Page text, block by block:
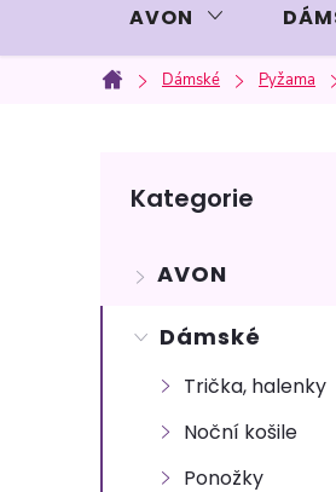
AVON
Domů
Dámské Pyžama
s
kategorie
Kategorie
AVON
Dámské
Trička, halenky
Noční košile
Ponožky